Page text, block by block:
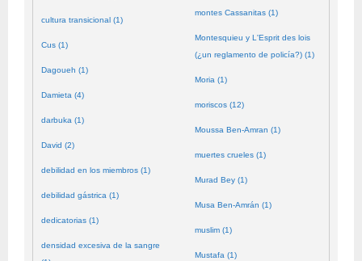
cultura transicional (1)
Cus (1)
Dagoueh (1)
Damieta (4)
darbuka (1)
David (2)
debilidad en los miembros (1)
debilidad gástrica (1)
dedicatorias (1)
densidad excesiva de la sangre
montes Cassanitas (1)
Montesquieu y L'Esprit des lois
(¿un reglamento de policía?) (1)
Moria (1)
moriscos (12)
Moussa Ben-Amran (1)
muertes crueles (1)
Murad Bey (1)
Musa Ben-Amrán (1)
muslim (1)
Mustafa (1)